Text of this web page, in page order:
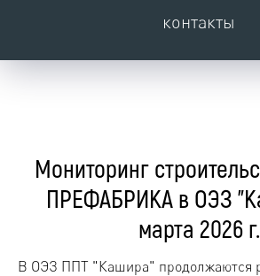
контакты
Мониторинг
ПРЕФАБРИКА в ОЭЗ
марта 2026 г.
В ОЭЗ ППТ "Кашира" продолжаются